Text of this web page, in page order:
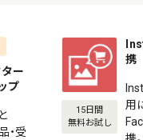
ー
プ
・受
15日間
無料お試し
携
用